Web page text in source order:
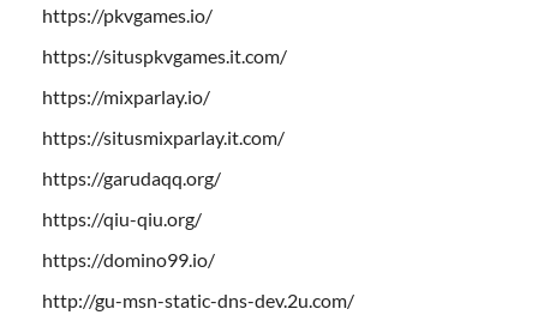
https://pkvgames.io/
https://situspkvgames.it.com/
https://mixparlay.io/
https://situsmixparlay.it.com/
https://garudaqq.org/
https://qiu-qiu.org/
https://domino99.io/
http://gu-msn-static-dns-dev.2u.com/